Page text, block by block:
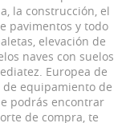
la construcción, el
pavimentos y todo
elevación de
naves con suelos
Europea de
equipamiento de
podrás encontrar
de compra, te